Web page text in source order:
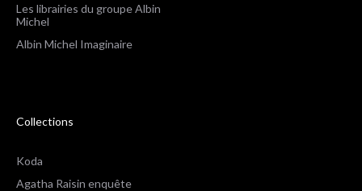
Les librairies du groupe Albin
Michel
Albin Michel Imaginaire
Collections
Koda
Agatha Raisin enquête